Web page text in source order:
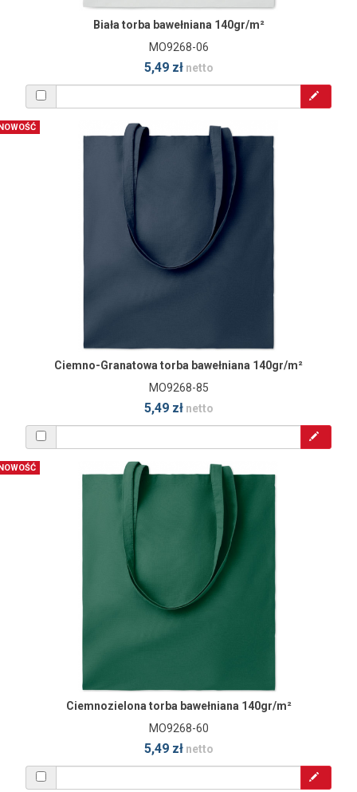
Biała torba bawełniana 140gr/m²
MO9268-06
5,49 złnetto
Ciemno-Granatowa torba bawełniana 140gr/m²
MO9268-85
5,49 złnetto
Ciemnozielona torba bawełniana 140gr/m²
MO9268-60
5,49 złnetto